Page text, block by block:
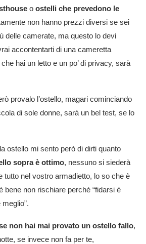
o ostelli che prevedono le
non hanno prezzi diversi se sei
delle camerate, ma questo lo devi
accontentarti di una cameretta
hai un letto e un po’ di privacy, sarà
provalo l’ostello, magari cominciando
di sole donne, sarà un bel test, se lo
ostello mi sento però di dirti quanto
sopra è ottimo, nessuno si siederà
tutto nel vostro armadietto, lo so che è
bene non rischiare perché “fidarsi è
non hai mai provato un ostello fallo,
se invece non fa per te,